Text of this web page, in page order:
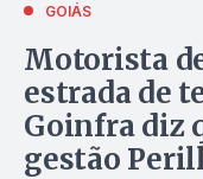
GOIÁS
Motorista
estrada de
Goinfra diz
gestão